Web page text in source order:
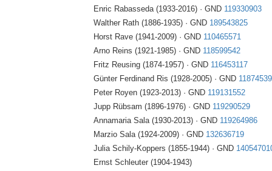
Enric Rabasseda (1933-2016) · GND 119330903
Walther Rath (1886-1935) · GND 189543825
Horst Rave (1941-2009) · GND 110465571
Arno Reins (1921-1985) · GND 118599542
Fritz Reusing (1874-1957) · GND 116453117
Günter Ferdinand Ris (1928-2005) · GND
Peter Royen (1923-2013) · GND 119131552
Jupp Rübsam (1896-1976) · GND 119290529
Annamaria Sala (1930-2013) · GND 119264986
Marzio Sala (1924-2009) · GND 132636719
Julia Schily-Koppers (1855-1944) · GND
Ernst Schleuter (1904-1943)